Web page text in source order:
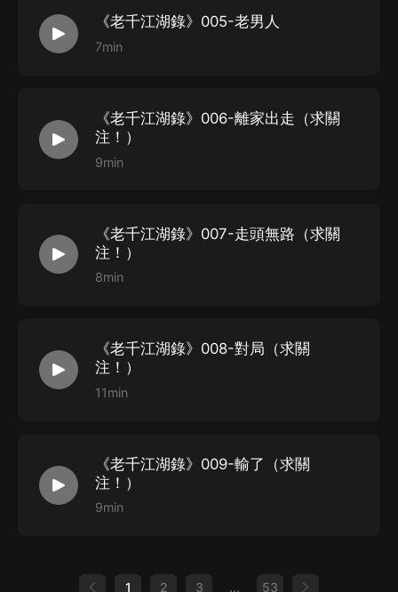
《老千江湖錄》005-老男人
7min
《老千江湖錄》006-離家出走（求關
注！）
9min
《老千江湖錄》007-走頭無路（求關
注！）
8min
《老千江湖錄》008-對局（求關
注！）
11min
《老千江湖錄》009-輸了（求關
注！）
9min
1 2 3 ... 53